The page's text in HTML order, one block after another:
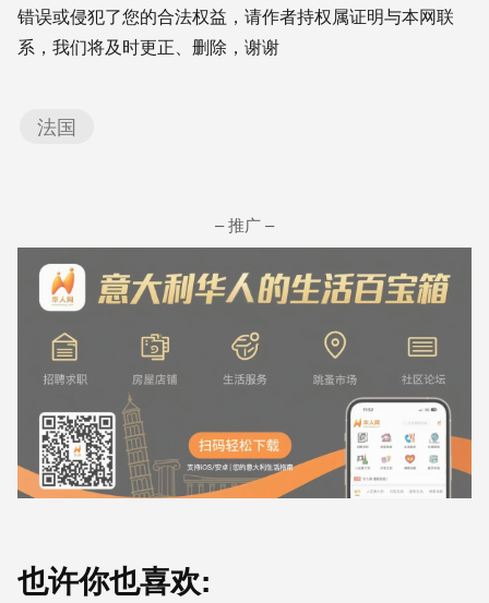
错误或侵犯了您的合法权益，请作者持权属证明与本网联
系，我们将及时更正、删除，谢谢
法国
– 推广 –
也许你也喜欢: